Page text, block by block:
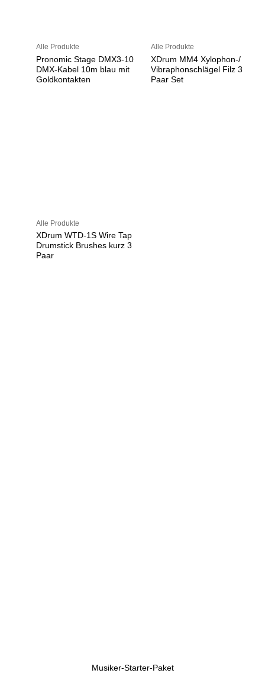
Alle Produkte
Pronomic Stage DMX3-10
DMX-Kabel 10m blau mit
Goldkontakten
Alle Produkte
XDrum MM4 Xylophon-/
Vibraphonschlägel Filz 3
Paar Set
Alle Produkte
XDrum WTD-1S Wire Tap
Drumstick Brushes kurz 3
Paar
Musiker-Starter-Paket